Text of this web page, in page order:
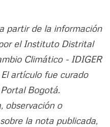
partir de la información
el Instituto Distrital
Climático - IDIGER
El artículo fue curado
Bogotá.
observación o
la nota publicada,